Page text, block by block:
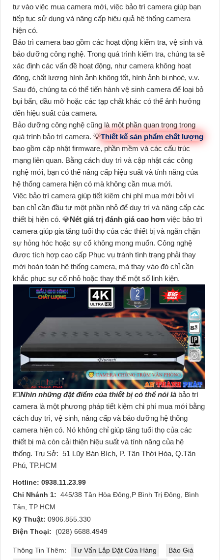
tư vào việc mua camera mới, việc bảo trì camera giúp bạn
tiếp tục sử dụng và nâng cấp hiệu quả hệ thống camera
hiện có.
Bảo trì camera bao gồm các hoạt động kiểm tra, vệ sinh và
bảo dưỡng công nghệ. Trong quá trình kiểm tra, chúng ta sẽ
xác định các vấn đề hoạt động, như camera không hoạt
động, chất lượng hình ảnh không tốt, hình ảnh bị nhoè, v.v.
Sau đó, chúng ta có thể tiến hành vệ sinh camera để loại bỏ
bụi bẩn, dầu mỡ hoặc các tạp chất khác có thể ảnh hưởng
đến hiệu suất của camera.
Bảo dưỡng công nghệ cũng là một phần quan trọng trong
quá trình bảo trì camera. 💡Thiết kế sản phẩm chất lượng
bao gồm cập nhật firmware, phần mềm và các cấu trúc
mạng liên quan. Bằng cách duy trì và cập nhật các công
nghệ mới, bạn có thể nâng cấp hiệu suất và tính năng của
hệ thống camera hiện có mà không cần mua mới.
Việc bảo trì camera giúp tiết kiệm chi phí mua mới bởi vì
bạn chỉ cần đầu tư một phần nhỏ để duy trì và nâng cấp các
thiết bị hiện có. 💎Nét giá trị đánh giá cao hơn việc bảo trì
camera giúp gia tăng tuổi thọ của các thiết bị và ngăn chặn
sự hỏng hóc hoặc sự cố không mong muốn. Công nghệ
được tích hợp cao cấp Phục vụ tránh tình trạng phải thay
mới hoàn toàn hệ thống camera, mà thay vào đó chỉ cần
khắc phục sự cố nhỏ hoặc thay thế một số linh kiện.
💷Nhìn những đặt điểm của thiết bị có thể nói là bảo trì
camera là một phương pháp tiết kiệm chi phí mua mới bằng
cách duy trì, vệ sinh, nâng cấp và bảo dưỡng hệ thống
camera hiện có. Nó không chỉ giúp tăng tuổi thọ của các
thiết bị mà còn cải thiện hiệu suất và tính năng của hệ
thống. Trụ Sở: 51 Lũy Bán Bích, P. Tân Thới Hòa, Q.Tân
Phú, TP.HCM
Hotline: 0938.11.23.99
Chi Nhánh 1: 445/38 Tân Hòa Đông,P Bình Trị Đông, Bình
Tân, TP HCM
Kỹ Thuật: 0906.855.330
Điện Thoại:
(028) 6688.4949
Thông Tin Thêm: Tư Vấn Lắp Đặt Cửa Hàng
Báo Giá